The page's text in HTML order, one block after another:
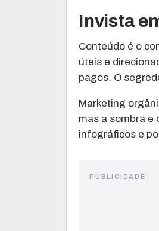
Invista
Conteúdo é o
úteis e
pagos. O
Marketing
mas a sombra e
infográficos e
PUBLICIDADE